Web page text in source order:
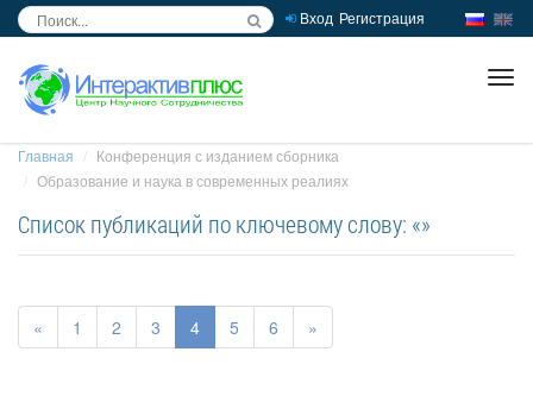
Вход Регистрация
Главная
Конференция с изданием сборника
Образование и наука в современных реалиях
Список публикаций по ключевому слову: «»
« 1 2 3 4 5 6 »